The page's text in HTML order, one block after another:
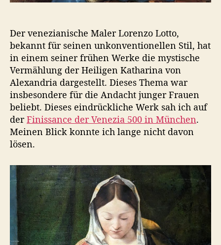
e
e
n
w
i
l
i
g
e
r
i
Der venezianische Maler Lorenzo Lotto,
bekannt für seinen unkonventionellen Stil, hat
in einem seiner frühen Werke die mystische
Vermählung der Heiligen Katharina von
Alexandria dargestellt. Dieses Thema war
insbesondere für die Andacht junger Frauen
beliebt. Dieses eindrückliche Werk sah ich auf
derFinissance der Venezia 500 in München.
Meinen Blick konnte ich lange nicht davon
lösen.